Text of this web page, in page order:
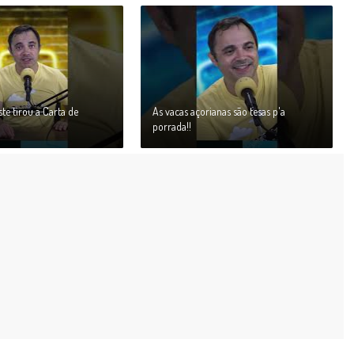
tirou a Carta de
As vacas açorianas são tesas p'a
porrada!!